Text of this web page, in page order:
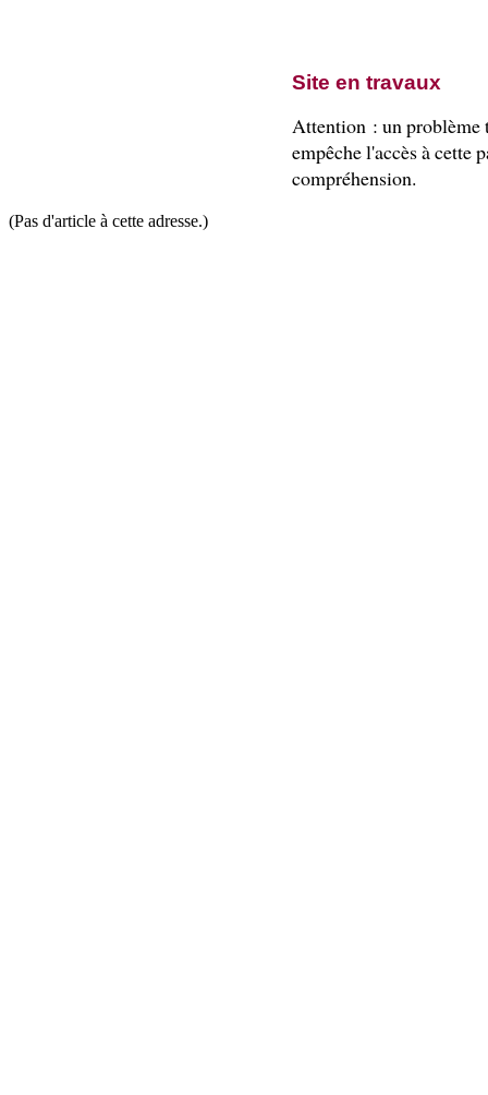
Site en travaux
Attention : un problème
empêche l'accès à cette
compréhension.
(Pas d'article à cette adresse.)